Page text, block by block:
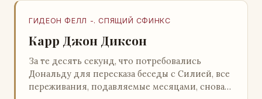
ГИДЕОН ФЕЛЛ -. СПЯЩИЙ СФИНКС
Карр Джон Диксон
За те десять секунд, что потребовались
Дональду для пересказа беседы с Силией, все
переживания, подавляемые месяцами, снова